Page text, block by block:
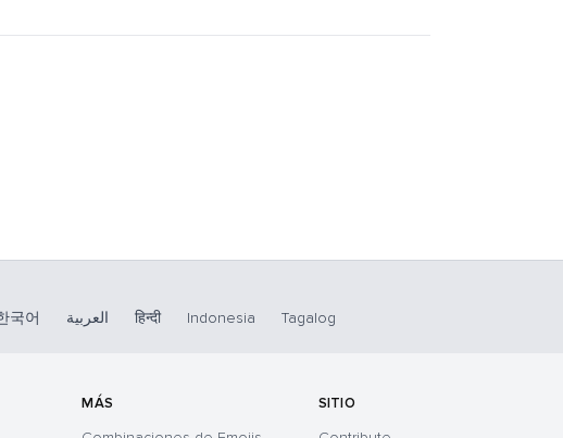
국어 العربية हिन्दी Indonesia Tagalog
MÁS SITIO